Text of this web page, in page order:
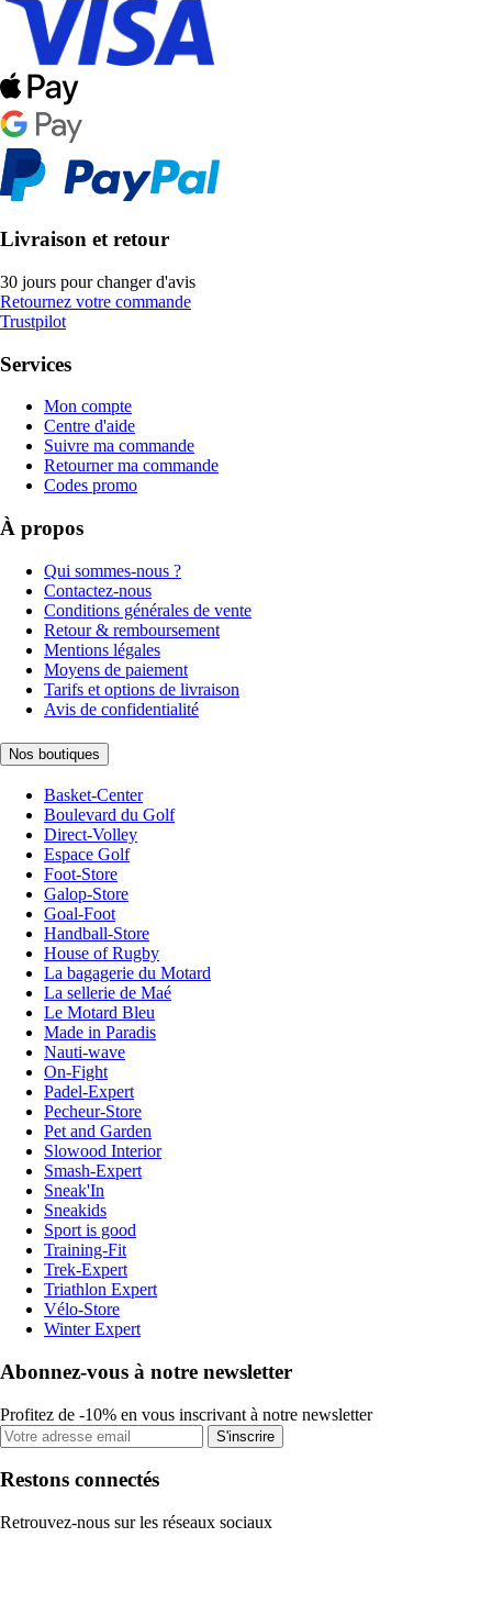
Livraison et retour
30 jours pour changer d'avis
Retournez votre commande
Trustpilot
Services
Mon compte
Centre d'aide
Suivre ma commande
Retourner ma commande
Codes promo
À propos
Qui sommes-nous ?
Contactez-nous
Conditions générales de vente
Retour & remboursement
Mentions légales
Moyens de paiement
Tarifs et options de livraison
Avis de confidentialité
Nos boutiques
Basket-Center
Boulevard du Golf
Direct-Volley
Espace Golf
Foot-Store
Galop-Store
Goal-Foot
Handball-Store
House of Rugby
La bagagerie du Motard
La sellerie de Maé
Le Motard Bleu
Made in Paradis
Nauti-wave
On-Fight
Padel-Expert
Pecheur-Store
Pet and Garden
Slowood Interior
Smash-Expert
Sneak'In
Sneakids
Sport is good
Training-Fit
Trek-Expert
Triathlon Expert
Vélo-Store
Winter Expert
Abonnez-vous à notre newsletter
Profitez de -10% en vous inscrivant à notre newsletter
S'inscrire
Restons connectés
Retrouvez-nous sur les réseaux sociaux